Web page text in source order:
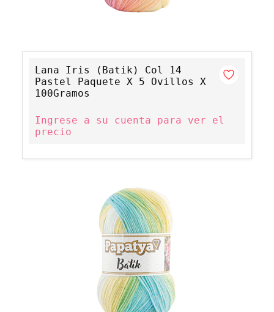
Lana Iris (Batik) Col 14
Pastel Paquete X 5 Ovillos X
100Gramos
Ingrese a su cuenta para ver el
precio